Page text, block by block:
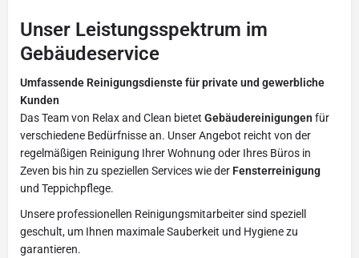
Unser Leistungsspektrum im
Gebäudeservice
Umfassende Reinigungsdienste für private und gewerbliche
Kunden
Das Team von Relax and Clean bietet Gebäudereinigungen für
verschiedene Bedürfnisse an. Unser Angebot reicht von der
regelmäßigen Reinigung Ihrer Wohnung oder Ihres Büros in
Zeven bis hin zu speziellen Services wie der Fensterreinigung
und Teppichpflege.
Unsere professionellen Reinigungsmitarbeiter sind speziell
geschult, um Ihnen maximale Sauberkeit und Hygiene zu
garantieren.